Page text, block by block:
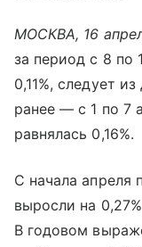
МОСКВА, 16
за период с 8 по
0,11%, следует
ранее — с 1 по 7
равнялась 0,16%.
С начала апреля
выросли на
В годовом